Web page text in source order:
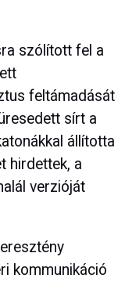
szólított fel a
feltámadását
sírt a
állította
hirdettek, a
verzióját
kommunikáció